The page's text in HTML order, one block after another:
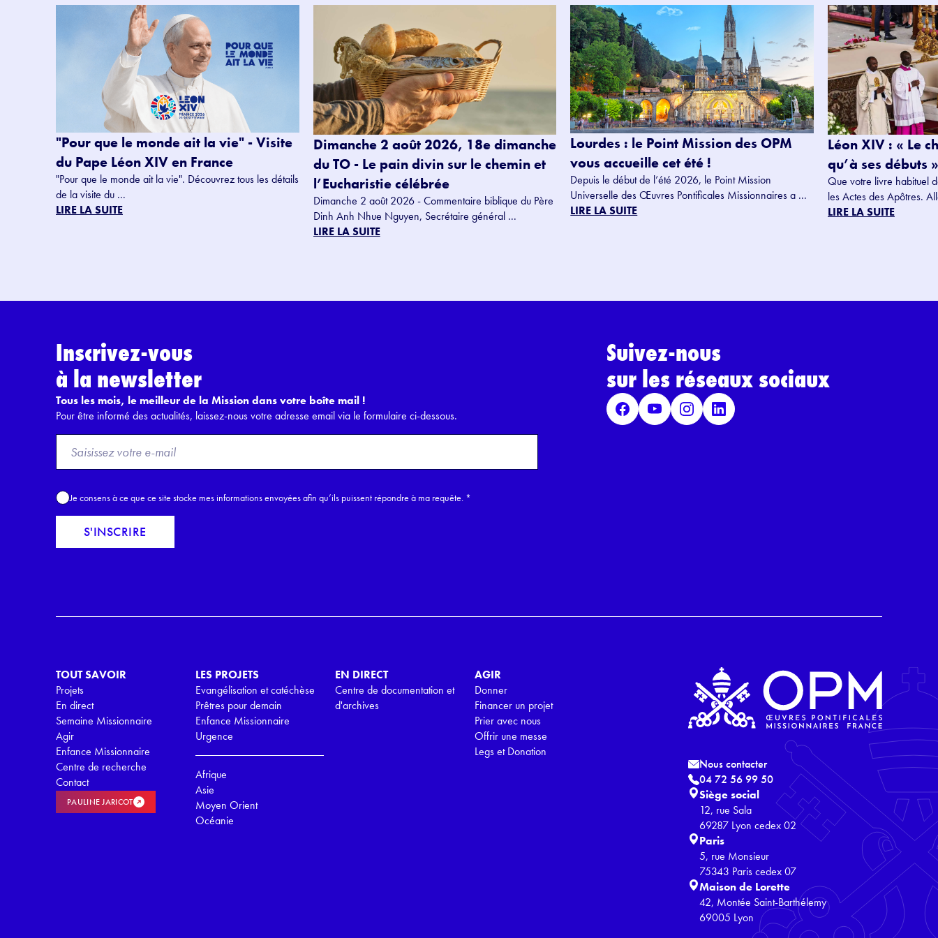
"Pour que le monde ait la vie" - Visite
du Pape Léon XIV en France
"Pour que le monde ait la vie". Découvrez tous les détails
de la visite du ...
LIRE LA SUITE
Dimanche 2 août 2026, 18e dimanche
du TO - Le pain divin sur le chemin et
l’Eucharistie célébrée
Dimanche 2 août 2026 - Commentaire biblique du Père
Dinh Anh Nhue Nguyen, Secrétaire général ...
LIRE LA SUITE
Lourdes : le Point Mission des OPM
vous accueille cet été !
Depuis le début de l’été 2026, le Point Mission
Universelle des Œuvres Pontificales Missionnaires a ...
LIRE LA SUITE
Léon XIV : « Le
qu’à ses débuts
Que votre livre habituel
les Actes des Apôtres.
LIRE LA SUITE
Inscrivez-vous
à la newsletter
Tous les mois, le meilleur de la Mission dans votre boîte mail !
Pour être informé des actualités, laissez-nous votre adresse email via le formulaire ci-dessous.
o
E
m
i
A
c
P
Je consens à ce que ce site stocke mes informations envoyées afin qu’ils puissent répondre à ma requête. *
S'INSCRIRE
Suivez-nous
sur les réseaux sociaux
TOUT SAVOIR
Projets
En direct
Semaine Missionnaire
Agir
Enfance Missionnaire
Centre de recherche
Contact
PAULINE JARICOT
LES PROJETS
Evangélisation et catéchèse
Prêtres pour demain
Enfance Missionnaire
Urgence
Afrique
Asie
Moyen Orient
Océanie
EN DIRECT
Centre de documentation et
d'archives
AGIR
Donner
Financer un projet
Prier avec nous
Offrir une messe
Legs et Donation
Nous contacter
04 72 56 99 50
Siège social
12, rue Sala
69287 Lyon cedex 02
Paris
5, rue Monsieur
75343 Paris cedex 07
Maison de Lorette
42, Montée Saint-Barthélemy
69005 Lyon